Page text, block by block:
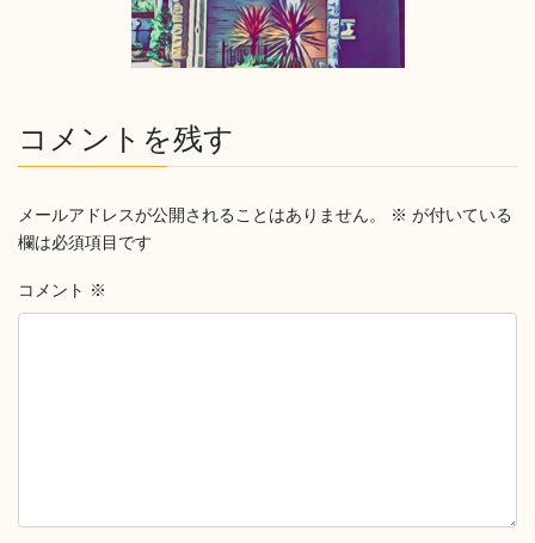
コメントを残す
メールアドレスが公開されることはありません。 ※ が付いている
欄は必須項目です
コメント ※